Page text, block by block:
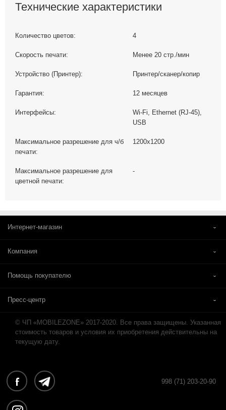
Технические характеристики
Количество цветов: 4
Скорость печати: Менее 20 стр./мин
Устройство (Принтер): Принтер/сканер/копир
Гарантия: 12 месяцев
Интерфейсы:
Wi-Fi, Ethernet (RJ-45),
USB
Максимальное разрешение для ч/б
печати:
1200x1200
Максимальное разрешение для
цветной печати:
-
Интернет-магазин
Компания
Помощь покупателю
Пресс-центр
© ЧП «MOBILEZONE» 2017-2020. Все права защищены. Указанная
стоимость товаров и условия их приобретения действительны на
текущую дату.
998 (71) 203-20-90